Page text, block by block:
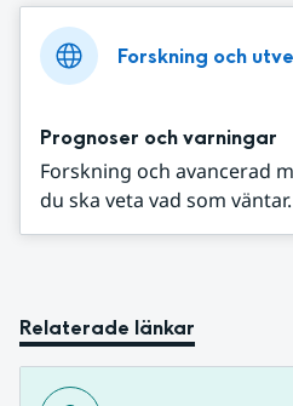
Forskning och
Prognoser och varningar
Forskning och avancerad
du ska veta vad som väntar.
Relaterade länkar